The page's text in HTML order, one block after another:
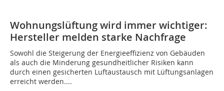
Wohnungslüftung wird immer wichtiger:
Hersteller melden starke Nachfrage
Sowohl die Steigerung der Energieeffizienz von Gebäuden
als auch die Minderung gesundheitlicher Risiken kann
durch einen gesicherten Luftaustausch mit Lüftungsanlagen
erreicht werden....